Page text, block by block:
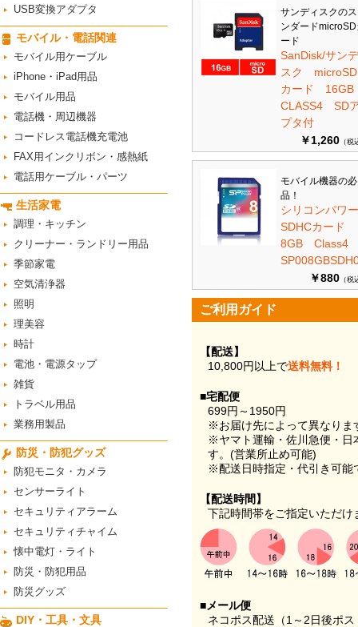
USB変換アダプタ
モバイル・電話関連
モバイル用ケーブル
iPhone・iPad用品
モバイル用品
電話機・周辺機器
コードレス電話機充電池
FAX用インクリボン・感熱紙
電話用ケーブル・パーツ
生活家電
調理・キッチン
クリーナー・ランドリー用品
季節家電
空気清浄器
照明
理美容
時計
電池・電源タップ
雑貨
トラベル用品
業務用製品
防災・防犯グッズ
防犯モニタ・カメラ
センサーライト
セキュリティアラーム
セキュリティチャイム
懐中電灯・ライト
防災・防犯用品
防災グッズ
DIY・工具・文具
サンディスクの
ンダード
ード
SanDisk/サン
スク
カード
CLASS4 SD
プタ付
￥1,260 （税
モバイル機器の
品！
シリコンパ
SDHCカード
8GB
￥880 （税
ご利用ガイド
【配送】
10,800円以上で送料無料！
■宅配便
699円～1950円
※お届け先によって異なりま
※ヤマト運輸・佐川急便・日
す。(営業所止め可能)
※配送日時指定・代引き可能
【配送時間】
下記時間帯をご指定いただけ
■メール便
ネコポス配送（1～2日後ポ